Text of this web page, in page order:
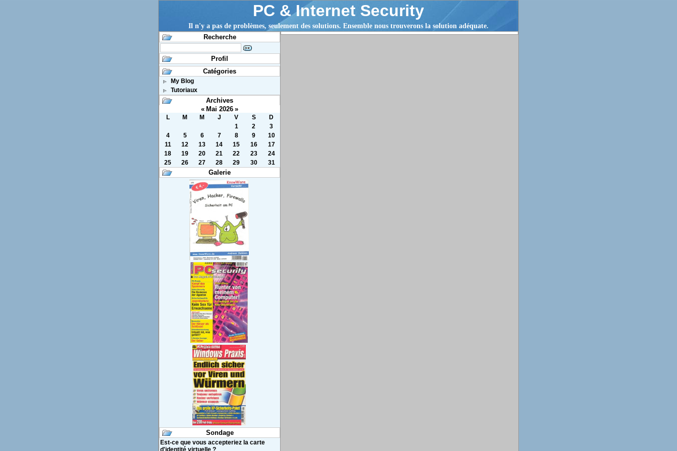
PC & Internet Security
Il n'y a pas de problèmes, seulement des solutions. Ensemble nous trouverons la solution adéquate.
Recherche
Profil
Catégories
My Blog
Tutoriaux
Archives
« Mai 2026 »
L M M J V S
D
1
2
3
4
5 6 7 8 9
10
11
12 13 14 15 16
17
18
19 20 21 22 23
24
25
26 27 28 29 30 31
Galerie
Sondage
Est-ce que vous accepteriez la carte
d'identité virtuelle ?